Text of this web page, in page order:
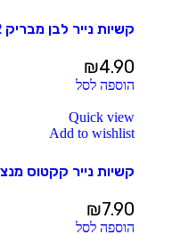
קשיות נייר לבן מבריק 12 יח’
₪4.90
הוספה לסל
Quick view
Add to wishlist
קשיות נייר קקטוס מנצנץ 12
₪7.90
הוספה לסל